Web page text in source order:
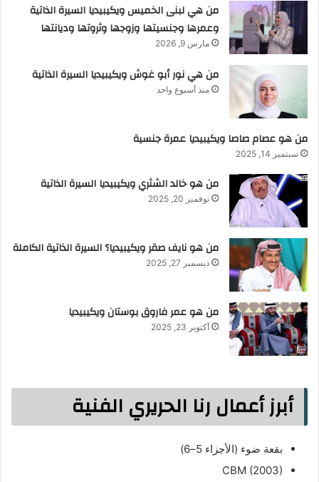
من هي لبنى الخميس ويكيبيديا السيرة الذاتية
وعمرها وجنسيتها وزوجها وثروتها وديانتها
مارس 9, 2026
من هي نور أبو غوش ويكيبيديا السيرة الذاتية
منذ أسبوع واحد
من هو عصام صاصا ويكيبيديا عمرة جنسية
سبتمبر 14, 2025
من هو خالد الشثري ويكيبيديا السيرة الذاتية
نوفمبر 20, 2025
من هو نايف صقر ويكيبيديا؟ السيرة الذاتية الكاملة
ديسمبر 27, 2025
من هو عمر فاروق بوستان ويكيبيديا
أكتوبر 23, 2025
أبرز أعمال رنا الحريري الفنية
بقعة ضوء (الأجزاء 5–6)
CBM (2003)